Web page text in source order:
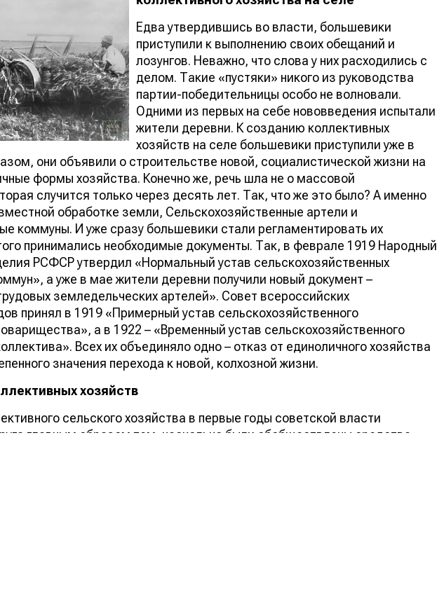
Едва утвердившись во власти, большевики
приступили к выполнению своих обещаний и
лозунгов. Неважно, что слова у них расходились с
делом. Такие «пустяки» никого из руководства
партии-победительницы особо не волновали.
Одними из первых на себе нововведения испытали
жители деревни. К созданию коллективных
хозяйств на селе большевики приступили уже в
они объявили о строительстве новой, социалистической жизни на
формы хозяйства. Конечно же, речь шла не о массовой
случится только через десять лет. Так, что же это было? А именно
обработке земли, Сельскохозяйственные артели и
коммуны. И уже сразу большевики стали регламентировать их
принимались необходимые документы. Так, в феврале 1919 Народный
РСФСР утвердил «Нормальный устав сельскохозяйственных
а уже в мае жители деревни получили новый документ –
земледельческих артелей». Совет всероссийских
принял в 1919 «Примерный устав сельскохозяйственного
а в 1922 – «Временный устав сельскохозяйственного
Всех их объединяло одно – отказ от единоличного хозяйства
значения перехода к новой, колхозной жизни.
хозяйств
сельского хозяйства в первые годы советской власти
главным образом тем, насколько были обобществлены средства